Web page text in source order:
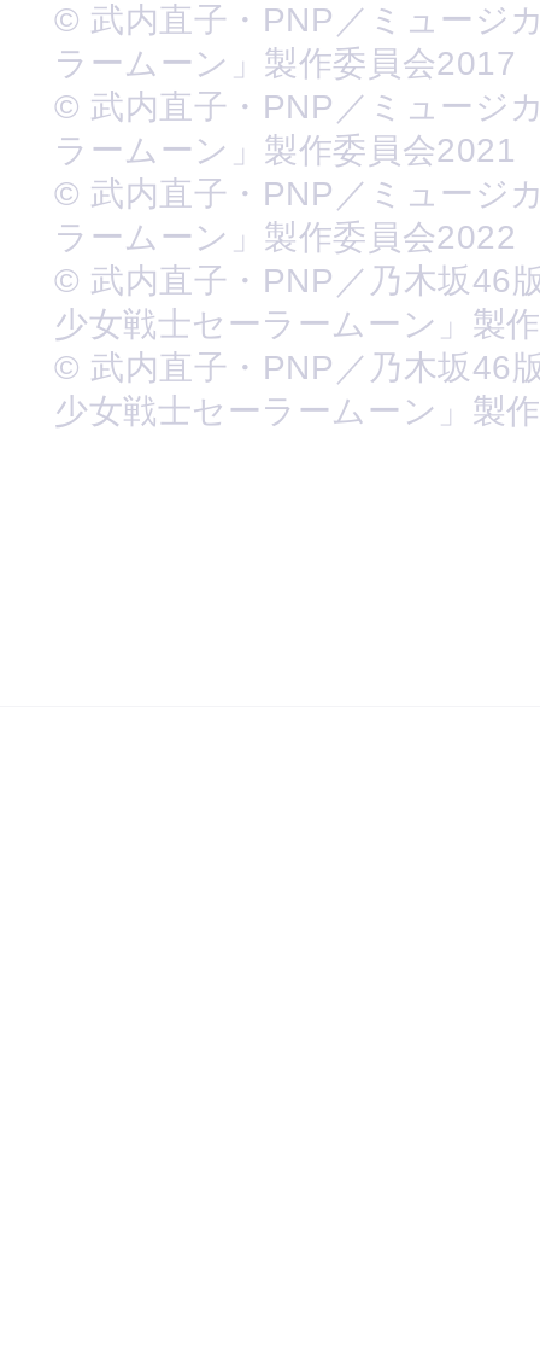
© 武内直子・PNP／ミュージ
ラームーン」製作委員会2017
© 武内直子・PNP／ミュージ
ラームーン」製作委員会2021
© 武内直子・PNP／ミュージ
ラームーン」製作委員会2022
© 武内直子・PNP／乃木坂46
少女戦士セーラームーン」製
© 武内直子・PNP／乃木坂46
少女戦士セーラームーン」製